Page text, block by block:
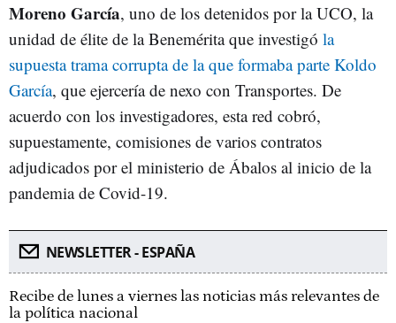
Moreno García, uno de los detenidos por la UCO, la
unidad de élite de la Benemérita que investigó la
supuesta trama corrupta de la que formaba parte Koldo
García, que ejercería de nexo con Transportes. De
acuerdo con los investigadores, esta red cobró,
supuestamente, comisiones de varios contratos
adjudicados por el ministerio de Ábalos al inicio de la
pandemia de Covid-19.
NEWSLETTER - ESPAÑA
Recibe de lunes a viernes las noticias más relevantes de
la política nacional